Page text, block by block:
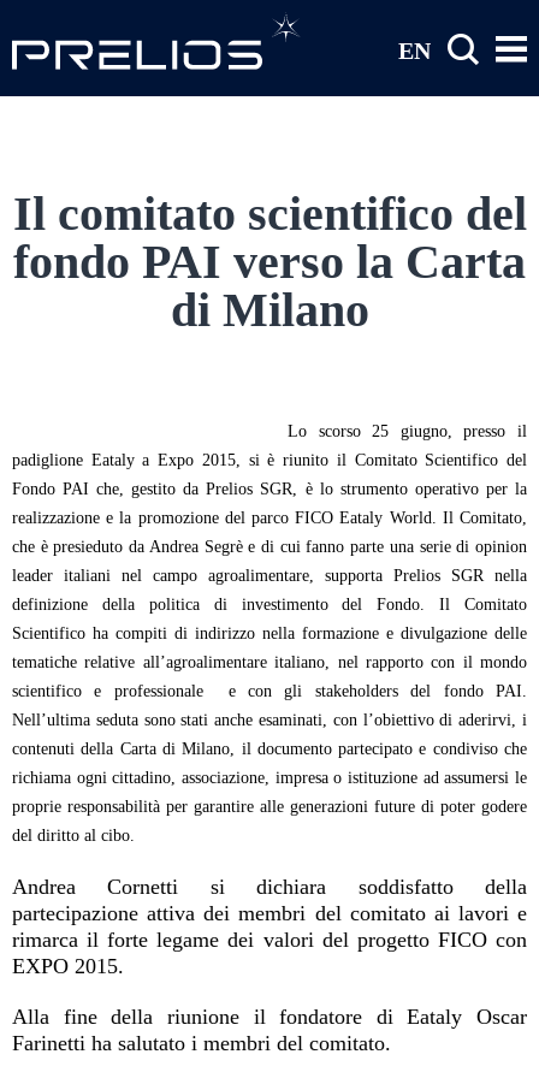
EN
Il comitato scientifico del
fondo PAI verso la Carta
di Milano
Lo scorso 25 giugno, presso il
padiglione Eataly a Expo 2015, si è riunito il Comitato Scientifico del
Fondo PAI che, gestito da Prelios SGR, è lo strumento operativo per la
realizzazione e la promozione del parco FICO Eataly World. Il Comitato,
che è presieduto da Andrea Segrè e di cui fanno parte una serie di opinion
leader italiani nel campo agroalimentare, supporta Prelios SGR nella
definizione della politica di investimento del Fondo. Il Comitato
Scientifico ha compiti di indirizzo nella formazione e divulgazione delle
tematiche relative all’agroalimentare italiano, nel rapporto con il mondo
scientifico e professionale e con gli stakeholders del fondo PAI.
Nell’ultima seduta sono stati anche esaminati, con l’obiettivo di aderirvi, i
contenuti della Carta di Milano, il documento partecipato e condiviso che
richiama ogni cittadino, associazione, impresa o istituzione ad assumersi le
proprie responsabilità per garantire alle generazioni future di poter godere
del diritto al cibo.
Andrea Cornetti si dichiara soddisfatto della
partecipazione attiva dei membri del comitato ai lavori e
rimarca il forte legame dei valori del progetto FICO con
EXPO 2015.
Alla fine della riunione il fondatore di Eataly Oscar
Farinetti ha salutato i membri del comitato.